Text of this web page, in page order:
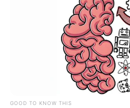
GOOD TO KNOW THIS